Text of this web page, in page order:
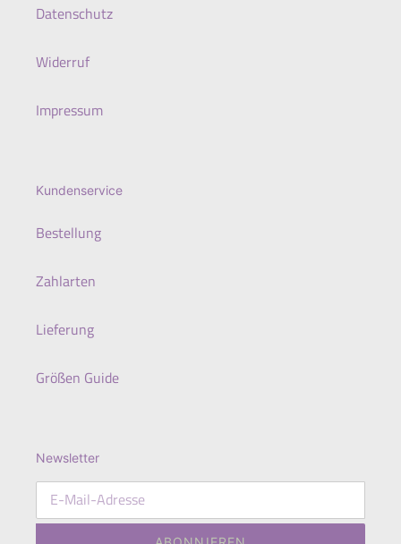
Datenschutz
Widerruf
Impressum
Kundenservice
Bestellung
Zahlarten
Lieferung
Größen Guide
Newsletter